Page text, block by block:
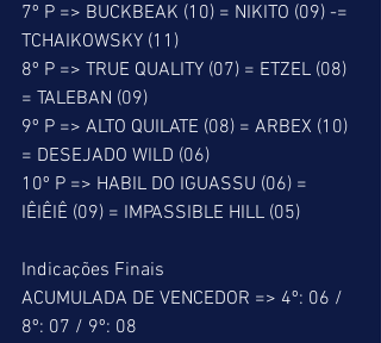
7º P => BUCKBEAK (10) = NIKITO (09) -=
TCHAIKOWSKY (11)
8º P => TRUE QUALITY (07) = ETZEL (08)
= TALEBAN (09)
9º P => ALTO QUILATE (08) = ARBEX (10)
= DESEJADO WILD (06)
10º P => HABIL DO IGUASSU (06) =
IÊIÊIÊ (09) = IMPASSIBLE HILL (05)
Indicações Finais
ACUMULADA DE VENCEDOR => 4º: 06 /
8º: 07 / 9º: 08